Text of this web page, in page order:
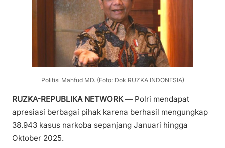
Politisi Mahfud MD. (Foto: Dok RUZKA INDONESIA)
RUZKA-REPUBLIKA NETWORK— Polri mendapat
apresiasi berbagai pihak karena berhasil mengungkap
38.943 kasus narkoba sepanjang Januari hingga
Oktober 2025.